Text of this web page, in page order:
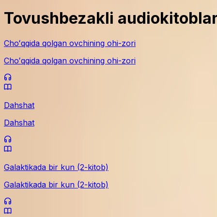
Tovushbezakli
Choʻqqida qolgan ovchining ohi-zori
Choʻqqida qolgan ovchining ohi-zori
Dahshat
Dahshat
Galaktikada bir kun (2-kitob)
Galaktikada bir kun (2-kitob)